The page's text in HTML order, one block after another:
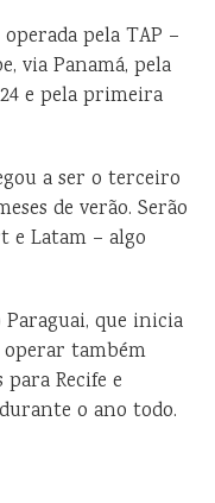
pela TAP –
via Panamá, pela
e pela primeira
a ser o terceiro
de verão. Serão
e Latam – algo
Paraguai, que inicia
operar também
Recife e
o ano todo.